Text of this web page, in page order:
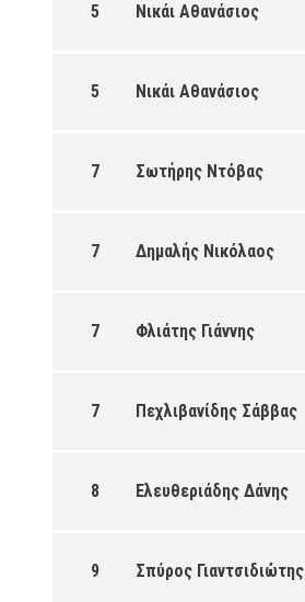
5 Νικάι Αθανάσιος
5 Νικάι Αθανάσιος
7 Σωτήρης Ντόβας
7 Δημαλής Νικόλαος
7 Φλιάτης Γιάννης
7 Πεχλιβανίδης Σάββας
8 Ελευθεριάδης Δάνης
9 Σπύρος Γιαντσιδιώτης